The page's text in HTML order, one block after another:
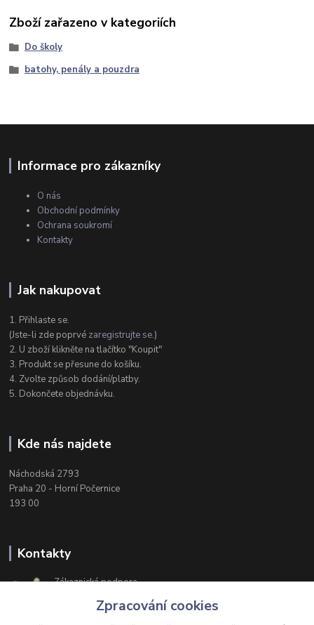
Zboží zařazeno v kategoriích
Do školy
batohy, penály a pouzdra
Informace pro zákazníky
O nás
Obchodní podmínky
Ochrana soukromí
Kontakty
Jak nakupovat
1. Přihlaste se.
(Jste-li zde poprvé zaregistrujte se.)
2. U zboží klikněte na tlačítko "Koupit"
3. Produkt se přesune do košíku.
4. Zvolte způsob dodání/platby.
5. Dokončete objednávku.
Kde nás najdete
Náchodská 2793
Praha 20 - Horní Počernice
193 00
Kontakty
Zákaznická podpora
+420 603 174 975
Po-Čt, 8-16 hod. Pá 8-14 hod.
Zpracování cookies